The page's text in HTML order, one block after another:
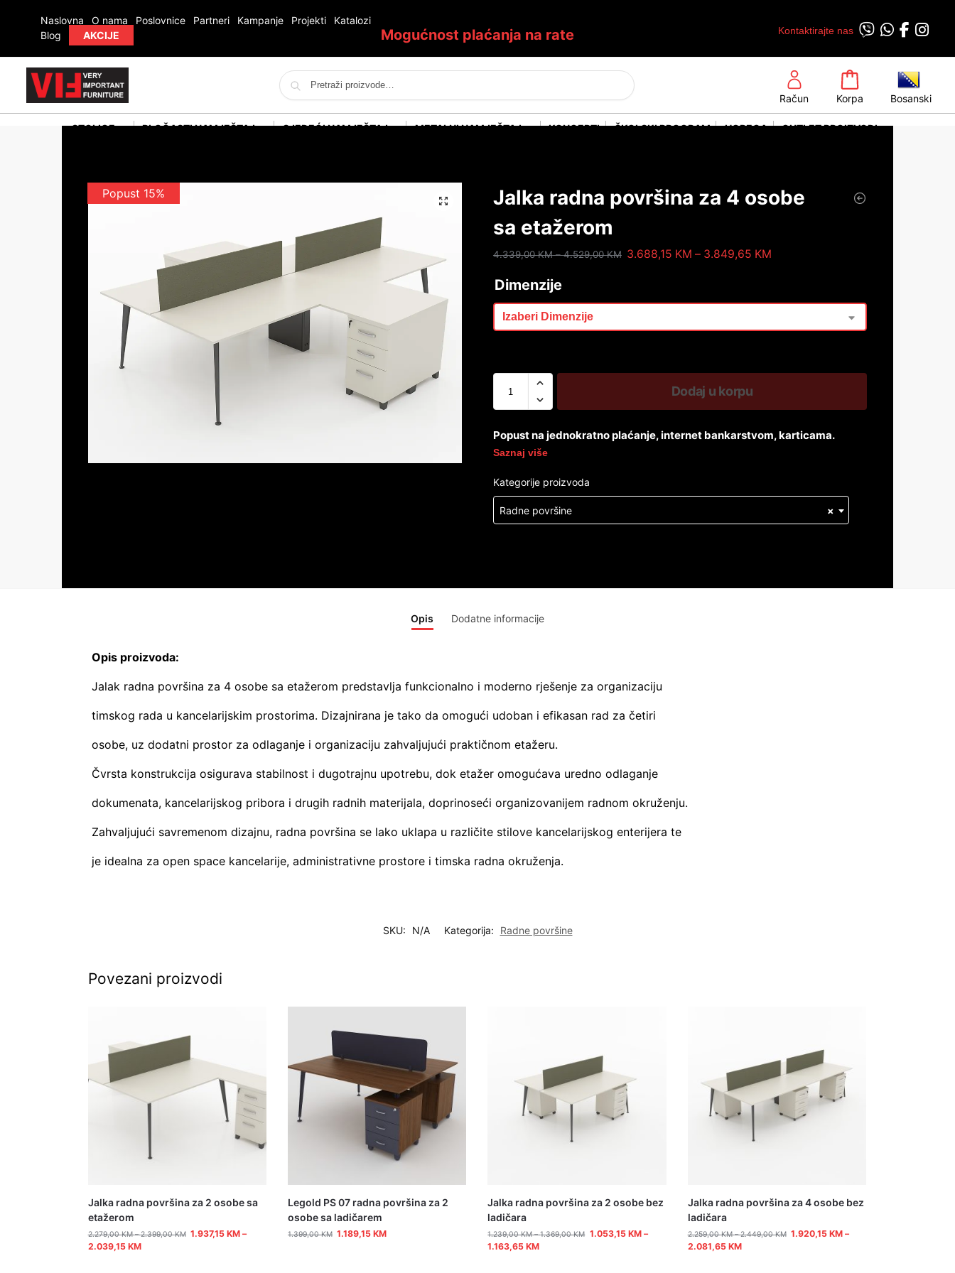
Naslovna O nama Poslovnice Partneri Kampanje Projekti
Katalozi
Blog
AKCIJE Mogućnost plaćanja na rate Kontaktirajte nas
Pretraži
Račun Korpa Bosanski
STOLICE PLOČASTI NAMJEŠTAJ SJEDEĆI NAMJEŠTAJ METALNI NAMJEŠTAJ KONCEPTI ŠKOLSKI PROGRAM HORECA OUTLET PROIZVODI
Popust 15%
Jalka radna površina za 4 osobe
sa etažerom
4.339,00KM – 4.529,00KM 3.688,15 KM – 3.849,65 KM
Dimenzije
Dodaj u korpu
Popust na jednokratno plaćanje, internet bankarstvom, karticama.
Saznaj više
Kategorije proizvoda
×
Radne površine
Opis Dodatne informacije
Opis proizvoda:
Jalak radna površina za 4 osobe sa etažerom predstavlja funkcionalno i moderno rješenje za organizaciju
timskog rada u kancelarijskim prostorima. Dizajnirana je tako da omogući udoban i efikasan rad za četiri
osobe, uz dodatni prostor za odlaganje i organizaciju zahvaljujući praktičnom etažeru.
Čvrsta konstrukcija osigurava stabilnost i dugotrajnu upotrebu, dok etažer omogućava uredno odlaganje
dokumenata, kancelarijskog pribora i drugih radnih materijala, doprinoseći organizovanijem radnom okruženju.
Zahvaljujući savremenom dizajnu, radna površina se lako uklapa u različite stilove kancelarijskog enterijera te
je idealna za open space kancelarije, administrativne prostore i timska radna okruženja.
SKU: N/A Kategorija: Radne površine
Povezani proizvodi
Jalka radna površina za 2 osobe sa
etažerom
2.279,00KM – 2.399,00KM 1.937,15KM –
2.039,15 KM
Legold PS 07 radna površina za 2
osobe sa ladičarem
1.399,00KM 1.189,15KM
Jalka radna površina za 2 osobe bez
ladičara
1.239,00KM – 1.369,00KM 1.053,15 KM –
1.163,65KM
Jalka radna površina za 4 osobe bez
ladičara
2.259,00KM – 2.449,00KM 1.920,15KM –
2.081,65 KM